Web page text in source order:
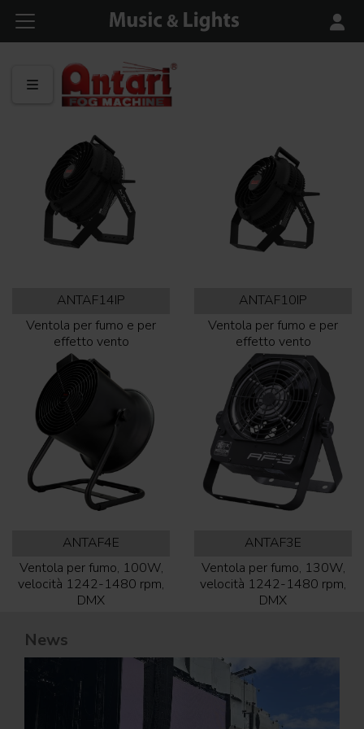
ANTAF14IP
Ventola per fumo e per
effetto vento
ANTAF10IP
Ventola per fumo e per
effetto vento
ANTAF4E
Ventola per fumo, 100W,
velocità 1242-1480 rpm,
DMX
ANTAF3E
Ventola per fumo, 130W,
velocità 1242-1480 rpm,
DMX
News